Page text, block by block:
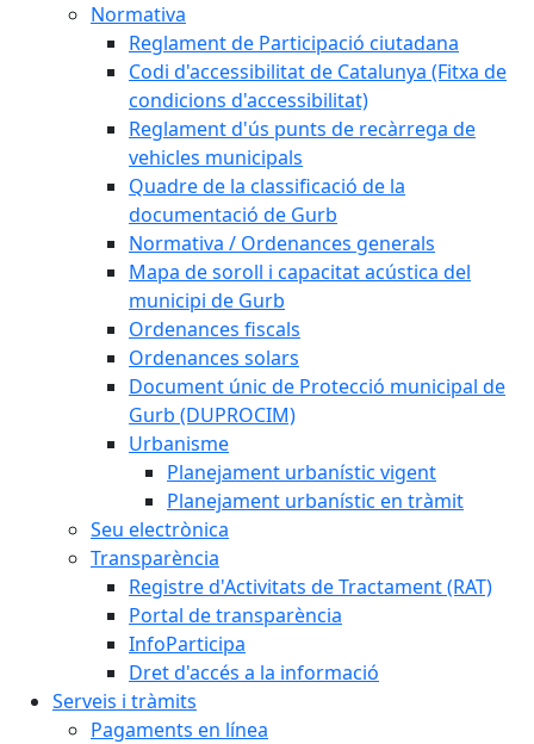
Normativa
Reglament de Participació ciutadana
Codi d'accessibilitat de Catalunya (Fitxa de
condicions d'accessibilitat)
Reglament d'ús punts de recàrrega de
vehicles municipals
Quadre de la classificació de la
documentació de Gurb
Normativa / Ordenances generals
Mapa de soroll i capacitat acústica del
municipi de Gurb
Ordenances fiscals
Ordenances solars
Document únic de Protecció municipal de
Gurb (DUPROCIM)
Urbanisme
Planejament urbanístic vigent
Planejament urbanístic en tràmit
Seu electrònica
Transparència
Registre d'Activitats de Tractament (RAT)
Portal de transparència
InfoParticipa
Dret d'accés a la informació
Serveis i tràmits
Pagaments en línea